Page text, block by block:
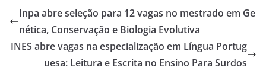
Inpa abre seleção para 12 vagas no mestrado em Ge
nética, Conservação e Biologia Evolutiva
INES abre vagas na especialização em Língua Portug
uesa: Leitura e Escrita no Ensino Para Surdos